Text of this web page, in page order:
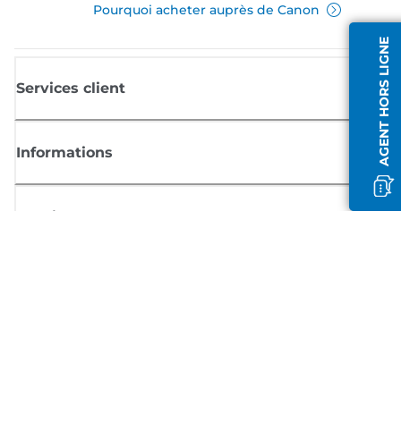
AGENT HORS LIGNE
Pourquoi acheter auprès de Canon
Services client
Informations
Boutique